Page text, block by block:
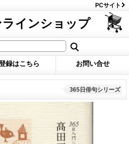
PCサイト
インショップ
録はこちら お問い合せ
365日俳句シリーズ